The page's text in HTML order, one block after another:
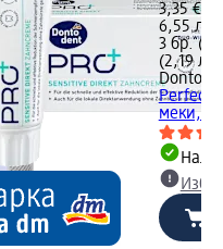
3,35 €
6,55 лв.
3 бр.
(2,19
Perfect
меки,...